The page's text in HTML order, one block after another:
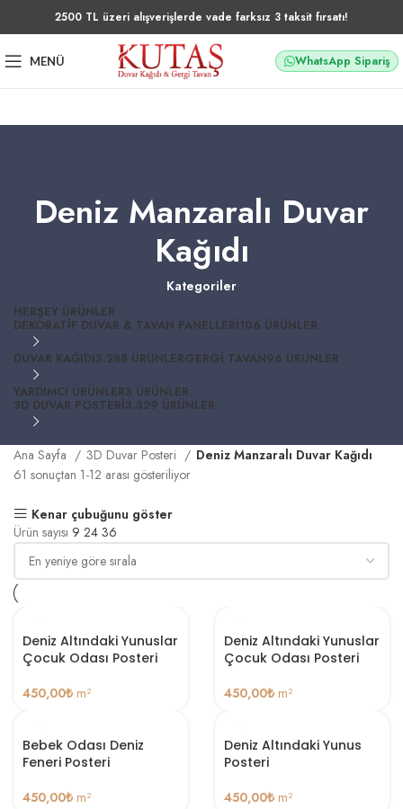
2500 TL üzeri alışverişlerde vade farksız 3 taksit fırsatı!
MENÜ WhatsApp Sipariş
Deniz Manzaralı Duvar
Kağıdı
Kategoriler
HERŞEY ÜRÜNLER
DEKORATIF DUVAR & TAVAN PANELLERI106 ÜRÜNLER
DUVAR KAĞIDI3.288 ÜRÜNLERGERGI TAVAN96 ÜRÜNLER
YARDIMCI ÜRÜNLER3 ÜRÜNLER
3D DUVAR POSTERI3.329 ÜRÜNLER
Ana Sayfa 3D Duvar Posteri
Deniz Manzaralı Duvar Kağıdı
61 sonuçtan 1-12 arası gösteriliyor
Kenar çubuğunu göster
Ürün sayısı 9 24 36
Deniz Altındaki Yunuslar
Çocuk Odası Posteri
450,00₺ m²
Deniz Altındaki Yunuslar
Çocuk Odası Posteri
450,00₺ m²
Bebek Odası Deniz
Feneri Posteri
450,00₺ m²
Deniz Altındaki Yunus
Posteri
450,00₺ m²